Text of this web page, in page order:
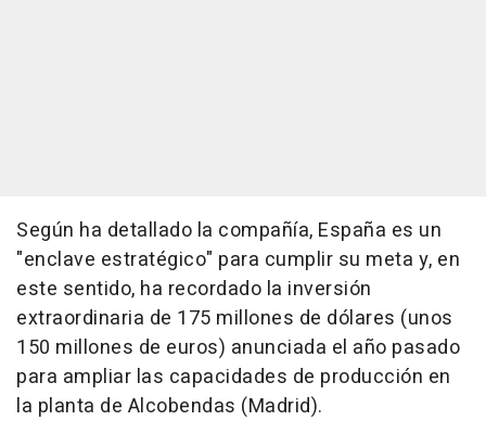
Según ha detallado la compañía, España es un
"enclave estratégico" para cumplir su meta y, en
este sentido, ha recordado la inversión
extraordinaria de 175 millones de dólares (unos
150 millones de euros) anunciada el año pasado
para ampliar las capacidades de producción en
la planta de Alcobendas (Madrid).